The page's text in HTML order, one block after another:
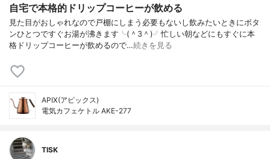
自宅で本格的ドリップコーヒーが飲める
見た目がおしゃれなので戸棚にしまう必要もないし飲みたいときにボタ
ンひとつですぐお湯が沸きます╰(＾3＾)╯忙しい朝などにもすぐに本
格ドリップコーヒーが飲めるので…続きを見る
APIX(アピックス)
電気カフェケトル AKE-277
TISK